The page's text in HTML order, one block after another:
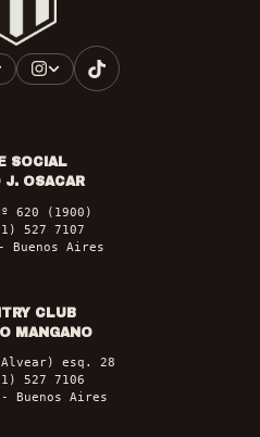
SOCIAL
J. OSACAR
620 (1900)
527 7107
Buenos Aires
CLUB
MANGANO
esq. 28
527 7106
Buenos Aires